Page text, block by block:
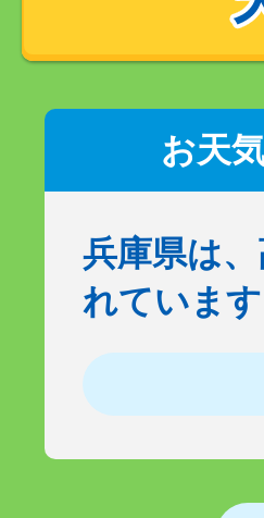
お天
兵庫県は
れていま